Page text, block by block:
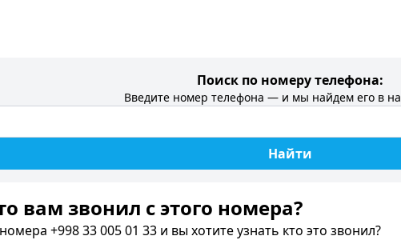
Поиск по номеру телефона:
Введите номер телефона — и мы найдем его в
Найти
вам звонил c этого номера?
+998 33 005 01 33 и вы хотите узнать кто это звонил?